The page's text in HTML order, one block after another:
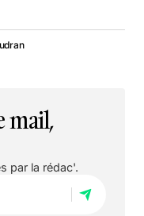
mail,
par la rédac'.